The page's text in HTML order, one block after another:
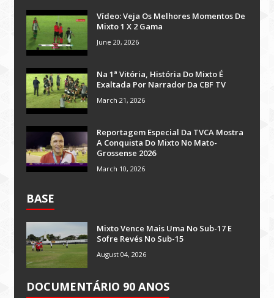
Vídeo: Veja Os Melhores Momentos De
Mixto 1 X 2 Gama
June 20, 2026
Na 1ª Vitória, História Do Mixto É
Exaltada Por Narrador Da CBF TV
March 21, 2026
Reportagem Especial Da TVCA Mostra
A Conquista Do Mixto No Mato-
Grossense 2026
March 10, 2026
BASE
Mixto Vence Mais Uma No Sub-17 E
Sofre Revés No Sub-15
August 04, 2026
DOCUMENTÁRIO 90 ANOS